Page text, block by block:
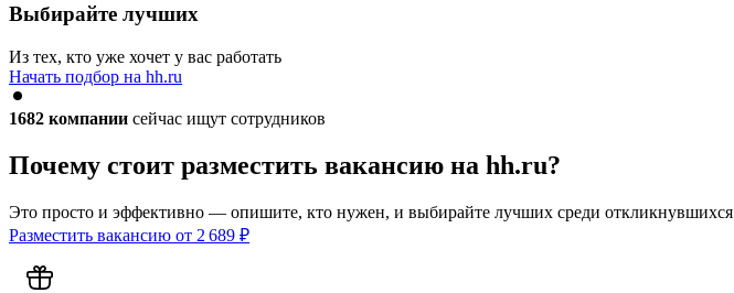
Выбирайте лучших
Из тех, кто уже хочет у вас работать
Начать подбор на hh.ru
1682 компании сейчас ищут сотрудников
Почему стоит разместить вакансию на hh.ru?
Это просто и эффективно — опишите, кто нужен, и выбирайте лучших среди откликнувшихся
Разместить вакансию от 2 689 ₽